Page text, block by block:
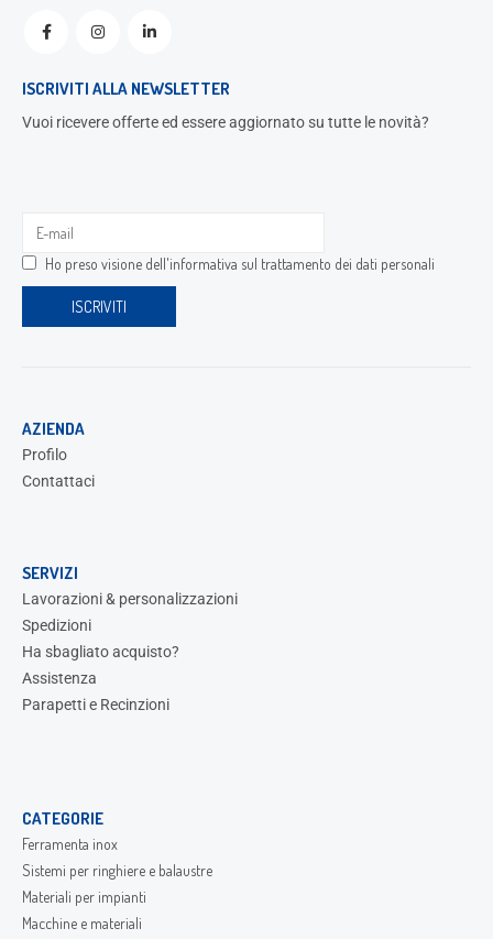
ISCRIVITI ALLA NEWSLETTER
Vuoi ricevere offerte ed essere aggiornato su tutte le novità?
Ho preso visione dell'informativa sul trattamento dei dati personali
AZIENDA
Profilo
Contattaci
SERVIZI
Lavorazioni & personalizzazioni
Spedizioni
Ha sbagliato acquisto?
Assistenza
Parapetti e Recinzioni
CATEGORIE
Ferramenta inox
Sistemi per ringhiere e balaustre
Materiali per impianti
Macchine e materiali